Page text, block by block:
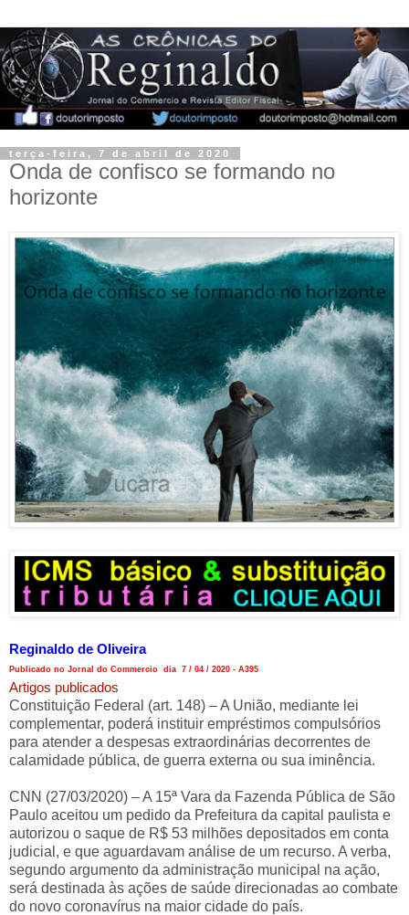
terça-feira, 7 de abril de 2020
Onda de confisco se formando no
horizonte
Reginaldo de Oliveira
Publicado no Jornal do Commercio dia 7 / 04 / 2020 - A395
Artigos publicados
Constituição Federal (art. 148) – A União, mediante lei
complementar, poderá instituir empréstimos compulsórios
para atender a despesas extraordinárias decorrentes de
calamidade pública, de guerra externa ou sua iminência.
CNN (27/03/2020) – A 15ª Vara da Fazenda Pública de São
Paulo aceitou um pedido da Prefeitura da capital paulista e
autorizou o saque de R$ 53 milhões depositados em conta
judicial, e que aguardavam análise de um recurso. A verba,
segundo argumento da administração municipal na ação,
será destinada às ações de saúde direcionadas ao combate
do novo coronavírus na maior cidade do país.